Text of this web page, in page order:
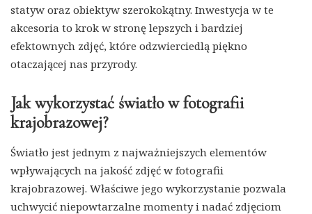
statyw oraz obiektyw szerokokątny. Inwestycja w te
akcesoria to krok w stronę lepszych i bardziej
efektownych zdjęć, które odzwierciedlą piękno
otaczającej nas przyrody.
Jak wykorzystać światło w fotografii
krajobrazowej?
Światło jest jednym z najważniejszych elementów
wpływających na jakość zdjęć w fotografii
krajobrazowej. Właściwe jego wykorzystanie pozwala
uchwycić niepowtarzalne momenty i nadać zdjęciom